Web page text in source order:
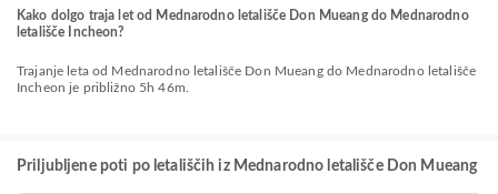
Kako dolgo traja let od Mednarodno letališče Don Mueang do Mednarodno
letališče Incheon?
Trajanje leta od Mednarodno letališče Don Mueang do Mednarodno letališče
Incheon je približno 5h 46m.
Priljubljene poti po letališčih iz Mednarodno letališče Don Mueang